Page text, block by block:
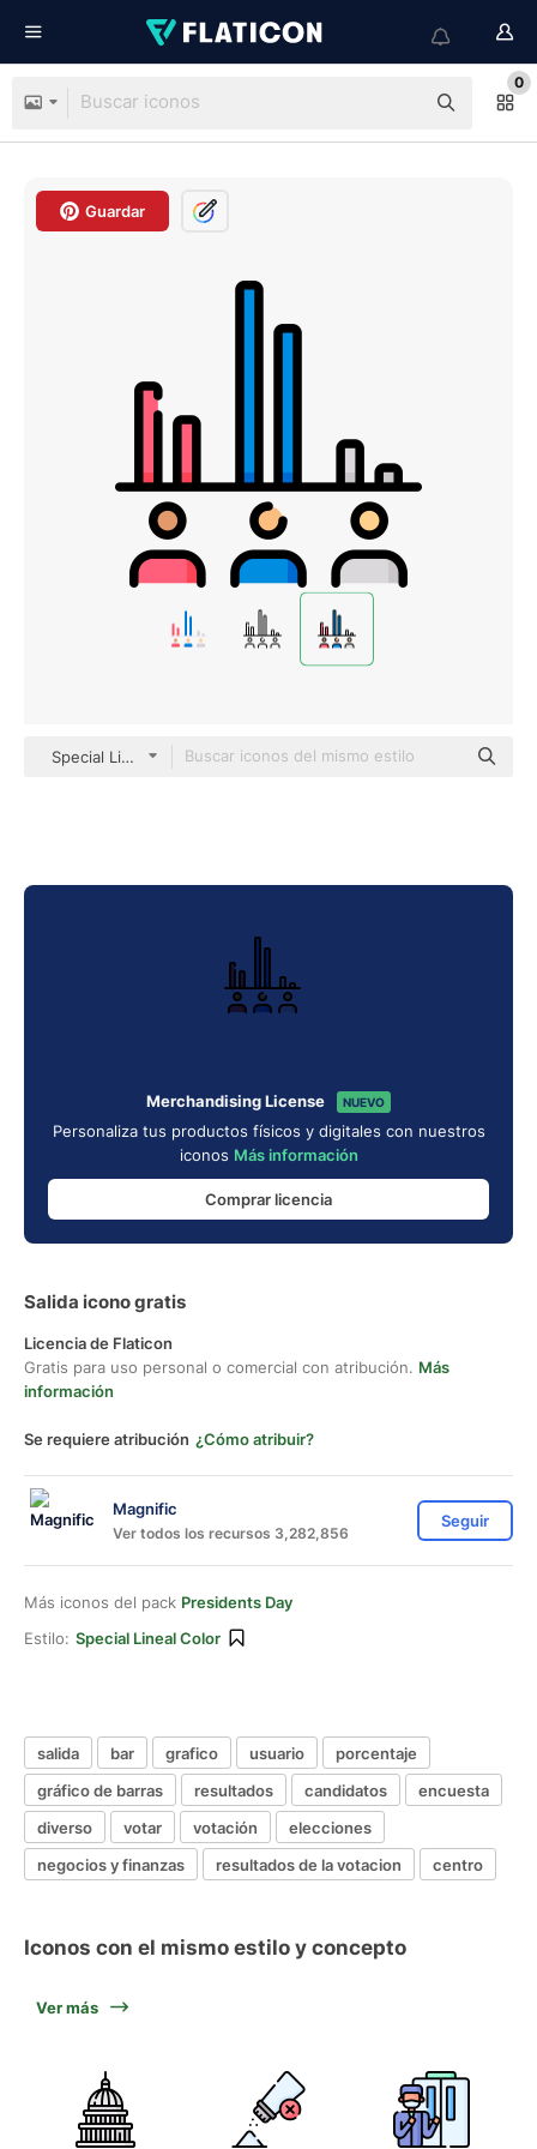
0
Guardar
Special Lineal color
Merchandising License NUEVO
Personaliza tus productos físicos y digitales con nuestros
iconos Más información
Comprar licencia
Salida icono gratis
Licencia de Flaticon
Gratis para uso personal o comercial con atribución. Más
información
Se requiere atribución ¿Cómo atribuir?
Magnific
Ver todos los recursos 3,282,856
Seguir
Más iconos del pack Presidents Day
Estilo: Special Lineal Color
salida bar grafico usuario
porcentaje
gráfico de barras
resultados candidatos
encuesta
diverso
votar votación
elecciones
negocios y finanzas
resultados de la votacion centro
Iconos con el mismo estilo y concepto
Ver más